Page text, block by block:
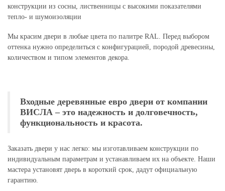
конструкции из сосны, лиственницы с высокими показателями
тепло- и шумоизоляции
Мы красим двери в любые цвета по палитре RAL. Перед выбором
оттенка нужно определиться с конфигурацией, породой древесины,
количеством и типом элементов декора.
Входные деревянные евро двери от компании
ВИСЛА – это надежность и долговечность,
функциональность и красота.
Заказать двери у нас легко: мы изготавливаем конструкции по
индивидуальным параметрам и устанавливаем их на объекте. Наши
мастера установят дверь в короткий срок, дадут официальную
гарантию.